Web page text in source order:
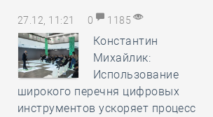
27.12, 11:21 0 1185
Константин
Михайлик:
Использование
широкого перечня цифровых
инструментов ускоряет процесс